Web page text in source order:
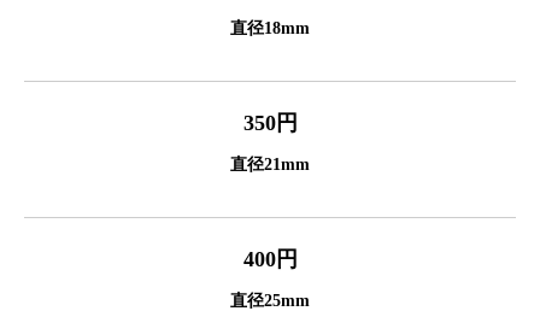
直径18mm
350円
直径21mm
400円
直径25mm